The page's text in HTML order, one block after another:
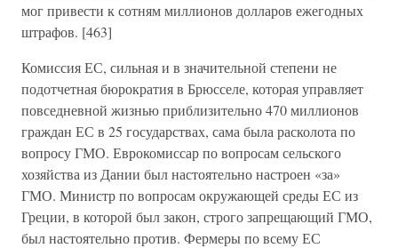
мог привести к сотням миллионов долларов ежегодных
штрафов. [463]
Комиссия ЕС, сильная и в значительной степени не
подотчетная бюрократия в Брюсселе, которая управляет
повседневной жизнью приблизительно 470 миллионов
граждан ЕС в 25 государствах, сама была расколота по
вопросу ГМО. Еврокомиссар по вопросам сельского
хозяйства из Дании был настоятельно настроен «за»
ГМО. Министр по вопросам окружающей среды ЕС из
Греции, в которой был закон, строго запрещающий ГМО,
был настоятельно против. Фермеры по всему ЕС